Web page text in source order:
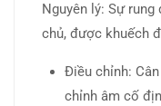
Nguyên lý: Sự
chủ, được khuếch
Điều chỉnh:
chỉnh âm cố